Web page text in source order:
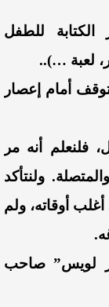
للطفل
لعبة …)..
أمام إعصار
فلنعلم أنه مر
ولنتأكد
أوقاته، ولم
لويس” صاحب